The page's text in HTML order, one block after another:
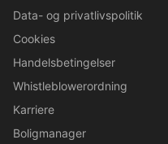
Data- og privatlivspolitik
Cookies
Handelsbetingelser
Whistleblowerordning
Karriere
Boligmanager